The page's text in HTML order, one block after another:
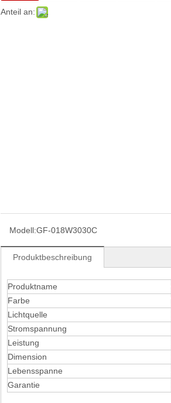
Anteil an:
Modell:GF-018W3030C
Produktbeschreibung
Produktname
Farbe
Lichtquelle
Stromspannung
Leistung
Dimension
Lebensspanne
Garantie